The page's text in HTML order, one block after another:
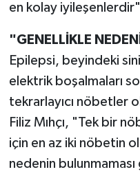
en kolay
"GENELLİKLE
Epilepsi, beyindeki
elektrik boşalmaları
tekrarlayıcı nöbetler
Filiz Mıhçı, "Tek bir
için en az iki nöbetin
nedenin